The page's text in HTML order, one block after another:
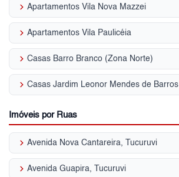
keyboard_arrow_right Apartamentos Vila Nova Mazzei
keyboard_arrow_right Apartamentos Vila Paulicéia
keyboard_arrow_right Casas Barro Branco (Zona Norte)
keyboard_arrow_right Casas Jardim Leonor Mendes de Barros
Imóveis por Ruas
keyboard_arrow_right Avenida Nova Cantareira, Tucuruvi
keyboard_arrow_right Avenida Guapira, Tucuruvi